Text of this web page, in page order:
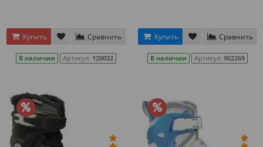
Купить Сравнить
В наличии Артикул: 120032
Купить Сравнить
В наличии Артикул: 902269